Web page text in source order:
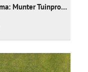
1. Platz - KATEGORIE: Living Pool - Firma: Munter Tuinprojecten